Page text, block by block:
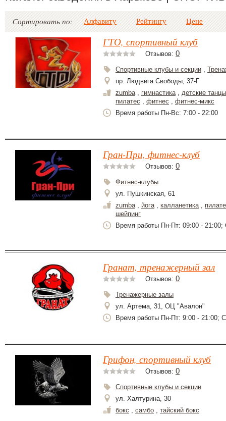
Сортировать по: Алфавиту Рейтингу Цене
ГТО, спортивный клуб
Отзывов: 0
Спортивные клубы и секции ,
пр. Людвига Свободы, 37-Г
zumba, гимнастика, детские танцы
пилатес , фитнес , фитнес-микс
Время работы Пн-Вс: 7:00 - 22:00
Гран-При, фитнес-клуб
Отзывов: 0
Фитнес-клубы
ул. Пушкинская, 61
zumba, йога, калланетика,
шейпинг
Время работы Пн-Пт: 09:00 - 21:00;
Гранат, тренажерный зал
Отзывов: 0
Тренажерные залы
ул. Артема, 31, ОЦ "Авалон"
Время работы Пн-Пт: 9:00 - 21:00;
Грифон, спортивный клуб
Отзывов: 0
Спортивные клубы и секции
ул. Халтурина, 30
бокс , самбо , тайский бокс